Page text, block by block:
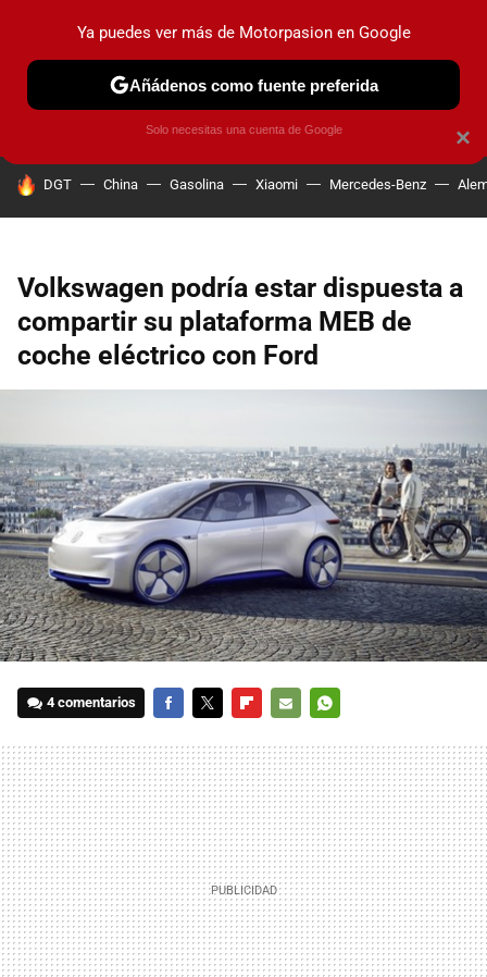
PRUEBAS COCHES ELÉCTRICOS OBSERVATORIO
HOY SE HABLA DE
DGT China Gasolina Xiaomi Mercedes-Benz
Volkswagen podría estar dispuesta a
compartir su plataforma MEB de
coche eléctrico con Ford
4 comentarios
MAIL
×
Ya puedes ver más de Motorpasion en Google
Añádenos como fuente preferida
Solo necesitas una cuenta de Google